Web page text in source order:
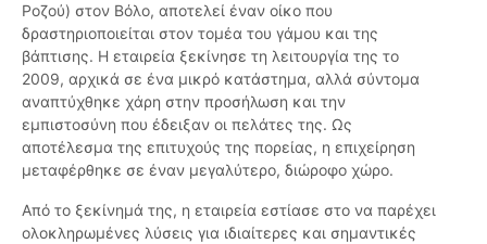
Ροζού) στον Βόλο, αποτελεί έναν οίκο που
δραστηριοποιείται στον τομέα του γάμου και της
βάπτισης. Η εταιρεία ξεκίνησε τη λειτουργία της το
2009, αρχικά σε ένα μικρό κατάστημα, αλλά σύντομα
αναπτύχθηκε χάρη στην προσήλωση και την
εμπιστοσύνη που έδειξαν οι πελάτες της. Ως
αποτέλεσμα της επιτυχούς της πορείας, η επιχείρηση
μεταφέρθηκε σε έναν μεγαλύτερο, διώροφο χώρο.
Από το ξεκίνημά της, η εταιρεία εστίασε στο να παρέχει
ολοκληρωμένες λύσεις για ιδιαίτερες και σημαντικές